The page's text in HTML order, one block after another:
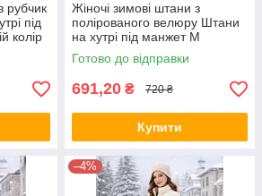
рубчик
під
колір
Жіночі зимові штани з
полірованого велюру Штани
на хутрі під манжет M
Бежевий колір
Готово до відправки
691,20 ₴ 720 ₴
Купити
–4%